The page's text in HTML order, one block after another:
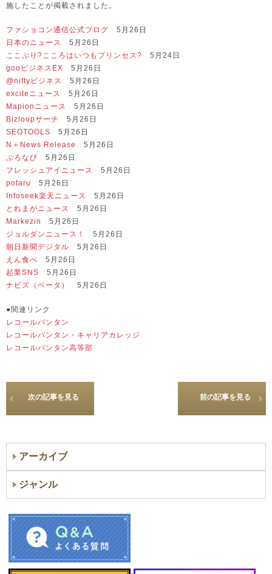
施したことが掲載されました。
ファショコン通信公式ブログ 5月26日
日本のニュース
5月26日
ここぷり?こころはいつもプリンセス? 5月24日
gooビジネスEX 5月26日
@niftyビジネス
5月26日
exciteニュース
5月26日
Mapionニュース
5月26日
Bizloopサーチ
5月26日
SEOTOOLS 5月26日
N＋News Release
5月26日
ぷろなび 5月26日
フレッシュアイニュース
5月26日
potaru
5月26日
Infoseek楽天ニュース
5月26日
とれまがニュース
5月26日
Markezin
5月26日
ジョルダンニュース！
5月26日
朝日新聞デジタル 5月26日
えん食べ 5月26日
起業SNS 5月26日
ナビズ（ベータ）
5月26日
●関連リンク
レコールバンタン
レコールバンタン・キャリアカレッジ
レコールバンタン高等部
次の記事を見る 前の記事を見る
アーカイブ
ジャンル